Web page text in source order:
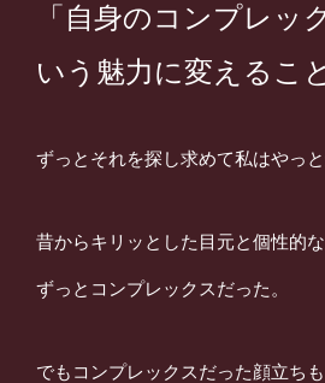
「自身のコンプレッ
いう 魅力に変えること
ずっとそれを探し求めて私はやっと
昔からキリッとした目元と個性的
ずっとコンプレックスだった。
でもコンプレックスだった顔立ち